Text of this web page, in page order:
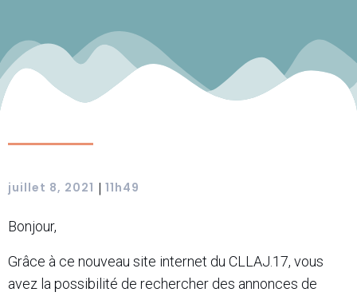
juillet 8, 2021 | 11h49
Bonjour,
Grâce à ce nouveau site internet du CLLAJ.17, vous
avez la possibilité de rechercher des annonces de